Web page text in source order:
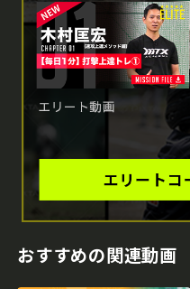
おすすめの関連動画